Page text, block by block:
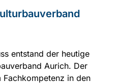
entstand der heutige
Aurich. Der
in den